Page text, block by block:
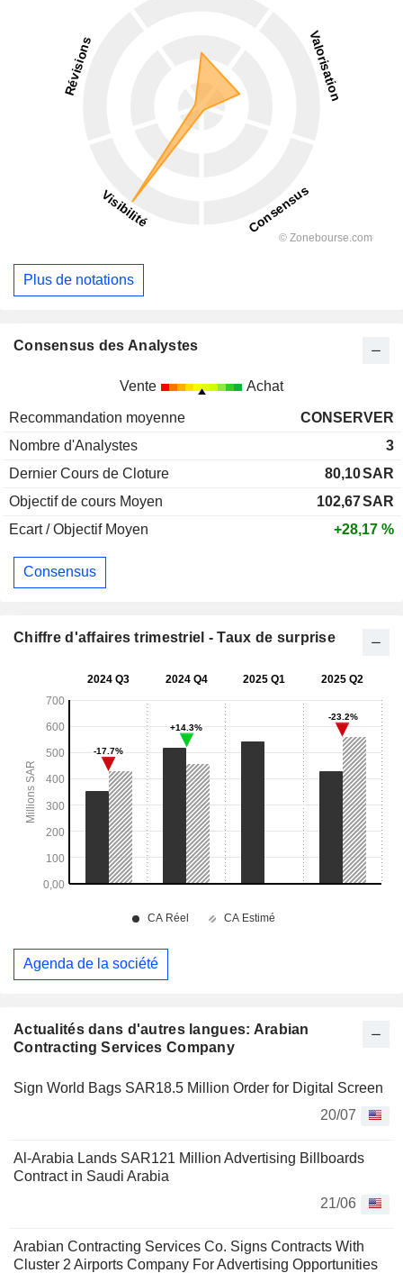
Actualités dans d'autres langues: Arabian
Contracting Services Company
Sign World Bags SAR18.5 Million Order for Digital Screen
20/07
Al-Arabia Lands SAR121 Million Advertising Billboards
Contract in Saudi Arabia
21/06
Arabian Contracting Services Co. Signs Contracts With
Cluster 2 Airports Company For Advertising Opportunities
Plus de notations
Consensus des Analystes
Vente Achat
Recommandation moyenne
CONSERVER
Nombre d'Analystes
3
Dernier Cours de Cloture
80,10SAR
Objectif de cours Moyen
102,67SAR
Ecart / Objectif Moyen
+28,17 %
Consensus
Chiffre d'affaires trimestriel - Taux de surprise
Agenda de la société